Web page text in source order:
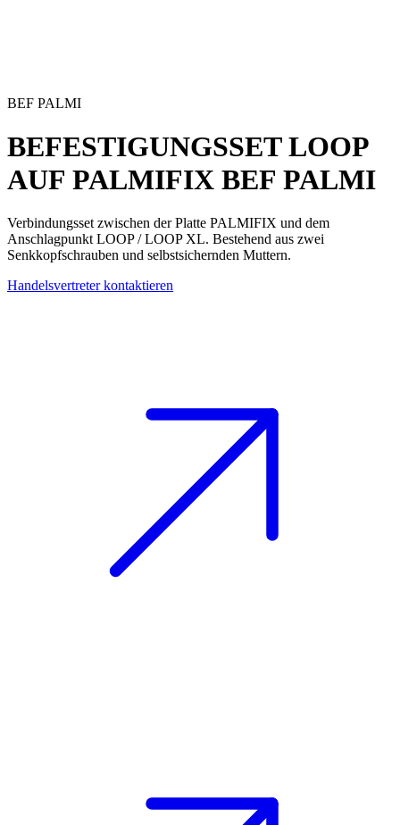
BEF PALMI
BEFESTIGUNGSSET LOOP
AUF PALMIFIX BEF PALMI
Verbindungssetzwischen der Platte PALMIFIX und dem
Anschlagpunkt LOOP / LOOP XL. Bestehend aus zwei
Senkkopfschrauben und selbstsichernden Muttern.
Handelsvertreter kontaktieren